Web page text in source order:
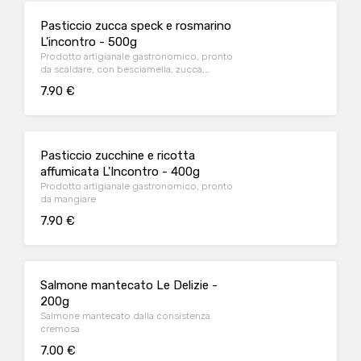
Pasticcio zucca speck e rosmarino
L'incontro - 500g
Prodotto artigianale gastronomico, pronto
da scaldare, con besciamella, zucca,
7.90 €
Pasticcio zucchine e ricotta
affumicata L'Incontro - 400g
Prodotto artigianale gastronomico, pronto
da mangiare
7.90 €
Salmone mantecato Le Delizie -
200g
Salmone mantecato dalla consistenza
cremosa
7.00 €